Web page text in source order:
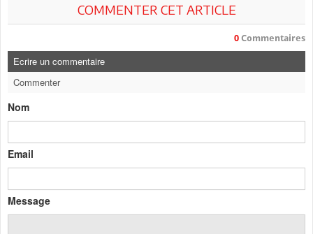
COMMENTER CET ARTICLE
0 Commentaires
Ecrire un commentaire
Commenter
Nom
Email
Message